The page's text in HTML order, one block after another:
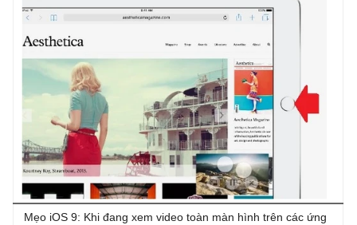
Mẹo iOS 9: Khi đang xem video toàn màn hình trên các ứng